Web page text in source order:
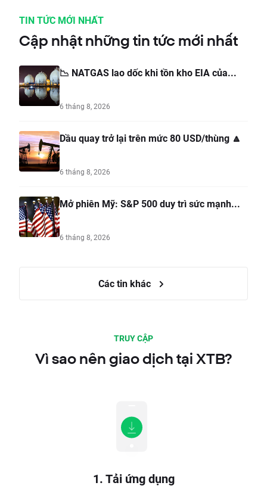
TIN TỨC MỚI NHẤT
Cập nhật những tin tức mới nhất
📉 NATGAS lao dốc khi tồn kho EIA của...
6 tháng 8, 2026
Dầu quay trở lại trên mức 80 USD/thùng 🔼
6 tháng 8, 2026
Mở phiên Mỹ: S&P 500 duy trì sức mạnh...
6 tháng 8, 2026
Các tin khác
TRUY CẬP
Vì sao nên giao dịch tại XTB?
1. Tải ứng dụng